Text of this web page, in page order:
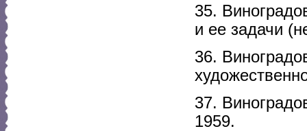
35.
и ее задачи
36.
37.
1959.